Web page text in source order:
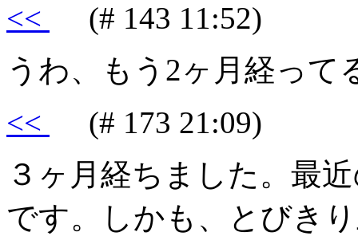
<<
(# 143 11:52)
うわ、もう2ヶ月経って
<<
(# 173 21:09)
３ヶ月経ちました。最
です。しかも、とびき